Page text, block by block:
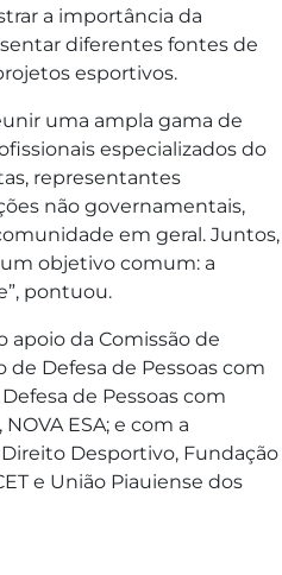
a importância da
diferentes fontes de
esportivos.
uma ampla gama de
especializados do
representantes
não governamentais,
em geral. Juntos,
objetivo comum: a
pontuou.
apoio da Comissão de
de Defesa de Pessoas com
de Pessoas com
ESA; e com a
Desportivo, Fundação
e União Piauiense dos